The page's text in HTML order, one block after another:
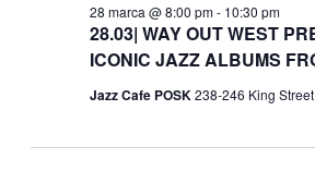
28.03| WAY OUT WEST
ICONIC JAZZ ALBUMS
28 marca @ 8:00 pm- 10:30 pm
Jazz Cafe POSK238-246 King